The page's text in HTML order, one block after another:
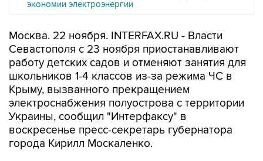
экономии электроэнергии
Москва. 22 ноября. INTERFAX.RU - Власти
Севастополя с 23 ноября приостанавливают
работу детских садов и отменяют занятия для
школьников 1-4 классов из-за режима ЧС в
Крыму, вызванного прекращением
электроснабжения полуострова с территории
Украины, сообщил "Интерфаксу" в
воскресенье пресс-секретарь губернатора
города Кирилл Москаленко.